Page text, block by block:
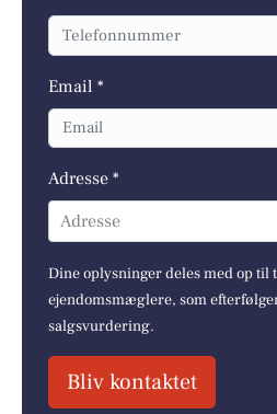
Email *
Adresse *
Adresse
Dine oplysninger deles med op til
ejendomsmæglere, som
salgsvurdering.
Bliv kontaktet